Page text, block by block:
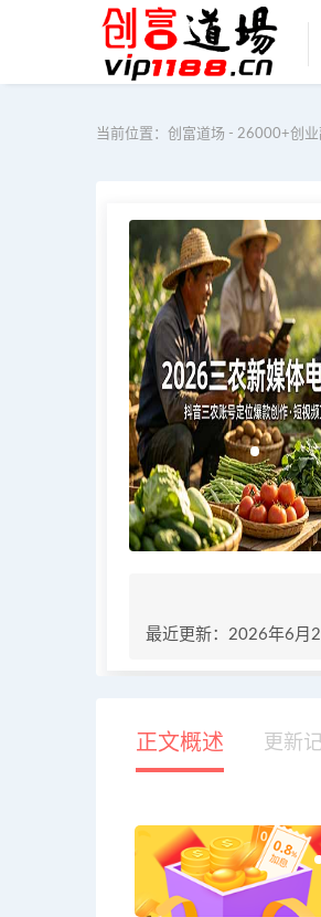
当前位置： 创富道场 - 26000+创业
最近更新：2026年6月
正文概述 更新